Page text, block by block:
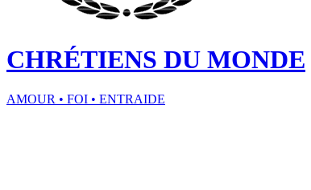
CHRÉTIENS DU MONDE
AMOUR • FOI • ENTRAIDE